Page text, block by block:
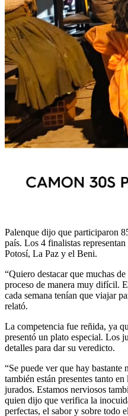
Palenque dijo que participaron
país. Los 4 finalistas
Potosí, La Paz y el Beni.
“Quiero destacar que muchas
proceso de manera muy difícil.
cada semana tenían que viajar
relató.
La competencia fue reñida, ya
presentó un plato especial. Los
detalles para dar su veredicto.
“Se puede ver que hay
también están presentes tanto
jurados. Estamos nerviosos
quien dijo que verifica la
perfectas, el sabor y sobre todo